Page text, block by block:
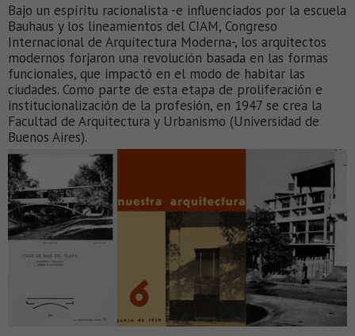
Bajo un espíritu racionalista -e influenciados por la escuela
Bauhaus y los lineamientos del CIAM, Congreso
Internacional de Arquitectura Moderna-, los arquitectos
modernos forjaron una revolución basada en las formas
funcionales, que impactó en el modo de habitar las
ciudades. Como parte de esta etapa de proliferación e
institucionalización de la profesión, en 1947 se crea la
Facultad de Arquitectura y Urbanismo (Universidad de
Buenos Aires).